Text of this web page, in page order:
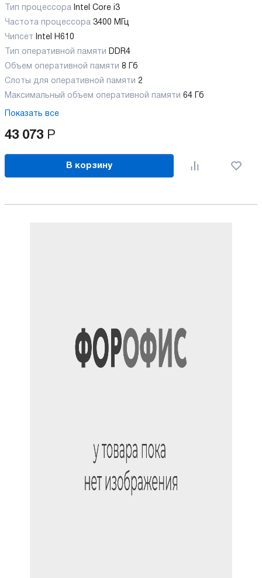
Тип процессора Intel Core i3
Частота процессора 3400 МГц
Чипсет
Intel H610
Тип оперативной памяти DDR4
Объем оперативной памяти 8 Гб
Слоты для оперативной памяти 2
Максимальный объем оперативной памяти 64 Гб
Показать все
43 073 Р
В корзину